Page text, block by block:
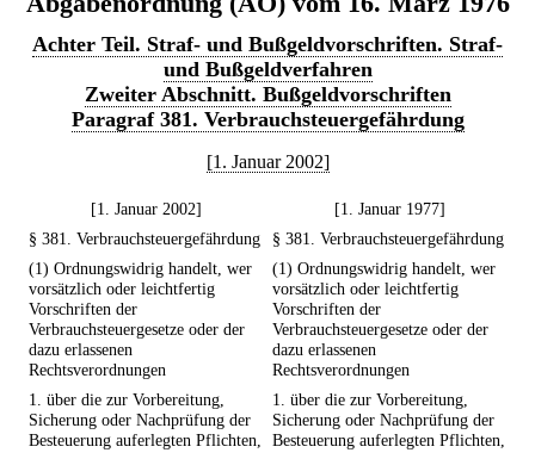
Achter Teil. Straf- und Bußgeldvorschriften. Straf-
und Bußgeldverfahren
Zweiter Abschnitt. Bußgeldvorschriften
Paragraf 381. Verbrauchsteuergefährdung
[1. Januar 2002]
[1. Januar 2002]
[1. Januar 1977]
§ 381. Verbrauchsteuergefährdung
§ 381. Verbrauchsteuergefährdung
(1) Ordnungswidrig handelt, wer
vorsätzlich oder leichtfertig
Vorschriften der
Verbrauchsteuergesetze oder der
dazu erlassenen
Rechtsverordnungen
(1) Ordnungswidrig handelt, wer
vorsätzlich oder leichtfertig
Vorschriften der
Verbrauchsteuergesetze oder der
dazu erlassenen
Rechtsverordnungen
1. über die zur Vorbereitung,
Sicherung oder Nachprüfung der
Besteuerung auferlegten Pflichten,
1. über die zur Vorbereitung,
Sicherung oder Nachprüfung der
Besteuerung auferlegten Pflichten,